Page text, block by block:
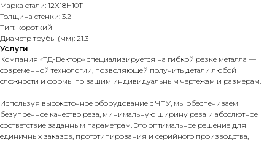
Марка стали: 12Х18Н10Т
Толщина стенки: 3.2
Тип: короткий
Диаметр трубы (мм): 21.3
Услуги
Компания «ТД-Вектор» специализируется на гибкой резке металла —
современной технологии, позволяющей получить детали любой
сложности и формы по вашим индивидуальным чертежам и размерам.
Используя высокоточное оборудование с ЧПУ, мы обеспечиваем
безупречное качество реза, минимальную ширину реза и абсолютное
соответствие заданным параметрам. Это оптимальное решение для
единичных заказов, прототипирования и серийного производства,